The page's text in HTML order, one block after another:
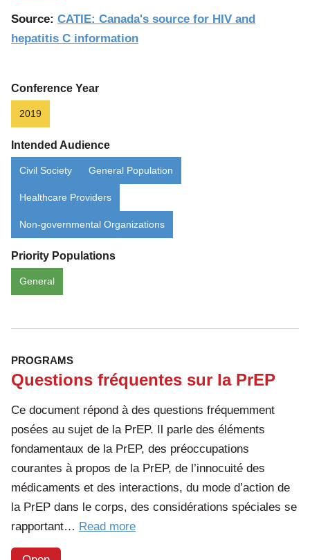
à
vos
Source: CATIE: Canada's source for HIV and
hepatitis C information
Conference Year
2019
Intended Audience
Civil Society General Population
Healthcare Providers
Non-governmental Organizations
Priority Populations
General
PROGRAMS
Questions fréquentes sur la PrEP
Ce document répond à des questions fréquemment
posées au sujet de la PrEP. Il parle des éléments
fondamentaux de la PrEP, des préoccupations
courantes à propos de la PrEP, de l’innocuité des
médicaments et des interactions, du mode d’action de
la PrEP dans le corps, des considérations spéciales se
rapportant… Read moreof